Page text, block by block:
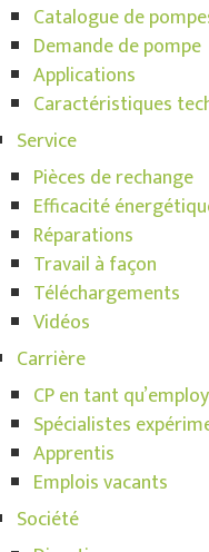
Catalogue de
Demande de pompe
Applications
Caractéristiques
Service
Pièces de rechange
Efficacité
Réparations
Travail à façon
Téléchargements
Vidéos
Carrière
CP en tant
Spécialistes
Apprentis
Emplois vacants
Société